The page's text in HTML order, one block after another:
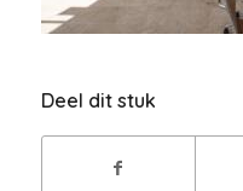
Deel dit stuk